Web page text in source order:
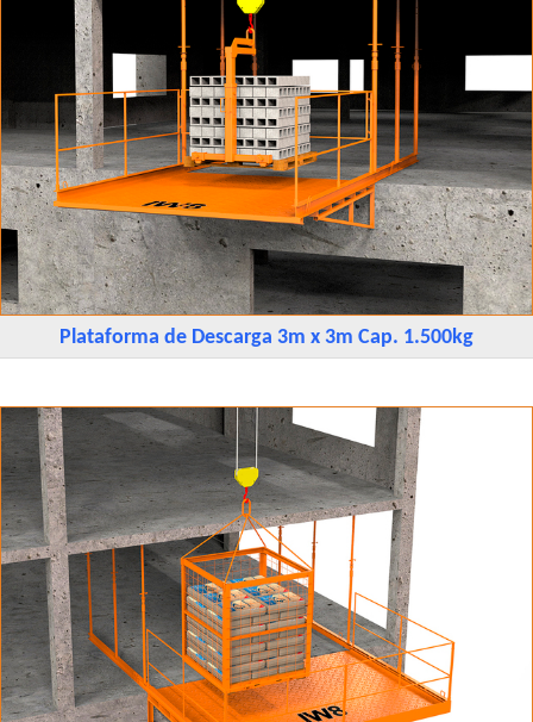
Plataforma de Descarga 3m x 3m Cap. 1.500kg